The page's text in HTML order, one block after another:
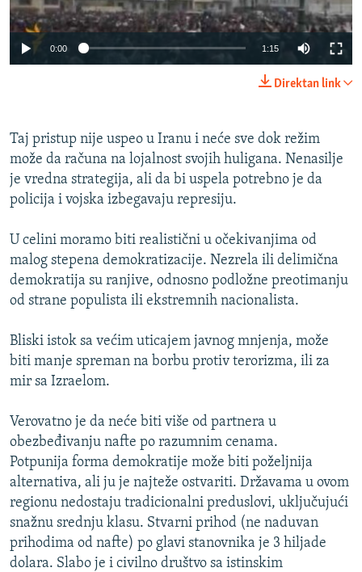
0:00 1:15
Direktan link
Taj pristup nije uspeo u Iranu i neće sve dok režim
može da računa na lojalnost svojih huligana. Nenasilje
je vredna strategija, ali da bi uspela potrebno je da
policija i vojska izbegavaju represiju.
U celini moramo biti realistični u očekivanjima od
malog stepena demokratizacije. Nezrela ili delimična
demokratija su ranjive, odnosno podložne preotimanju
od strane populista ili ekstremnih nacionalista.
Bliski istok sa većim uticajem javnog mnjenja, može
biti manje spreman na borbu protiv terorizma, ili za
mir sa Izraelom.
Verovatno je da neće biti više od partnera u
obezbeđivanju nafte po razumnim cenama.
Potpunija forma demokratije može biti poželjnija
alternativa, ali ju je najteže ostvariti. Državama u ovom
regionu nedostaju tradicionalni preduslovi, uključujući
snažnu srednju klasu. Stvarni prihod (ne naduvan
prihodima od nafte) po glavi stanovnika je 3 hiljade
dolara. Slabo je i civilno društvo sa istinskim